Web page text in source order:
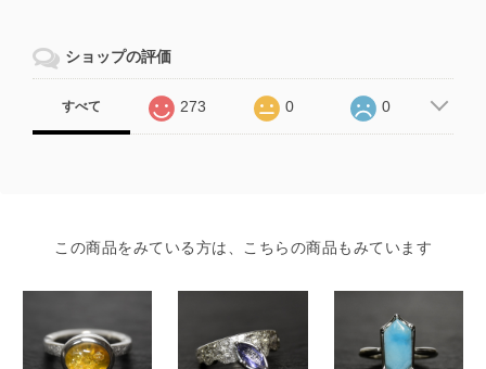
ショップの評価
すべて 273 0 0
この商品をみている方は、こちらの商品もみています